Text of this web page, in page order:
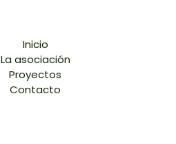
Inicio
La asociación
Proyectos
Contacto